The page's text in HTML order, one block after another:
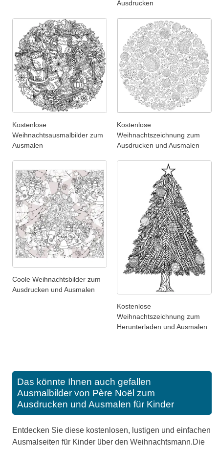
Ausdrucken
Kostenlose
Weihnachtsausmalbilder zum
Ausmalen
Kostenlose
Weihnachtszeichnung zum
Ausdrucken und Ausmalen
Coole Weihnachtsbilder zum
Ausdrucken und Ausmalen
Kostenlose
Weihnachtszeichnung zum
Herunterladen und Ausmalen
Das könnte Ihnen auch gefallen
Ausmalbilder von Père Noël zum
Ausdrucken und Ausmalen für Kinder
Entdecken Sie diese kostenlosen, lustigen und einfachen
Ausmalseiten für Kinder über den Weihnachtsmann.Die